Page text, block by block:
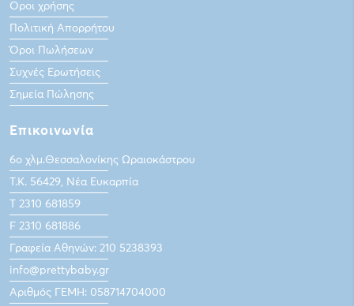
Οροι χρήσης
Πολιτική Απορρήτου
Όροι Πωλήσεων
Συχνές Ερωτήσεις
Σημεία Πώλησης
Επικοινωνία
6ο χλμ.Θεσσαλονίκης Ωραιοκάστρου
Τ.Κ. 56429, Νέα Ευκαρπία
Τ 2310 681859
F 2310 681886
Γραφεία Αθηνών: 210 5238393
info@prettybaby.gr
Αριθμός ΓΕΜΗ: 058714704000